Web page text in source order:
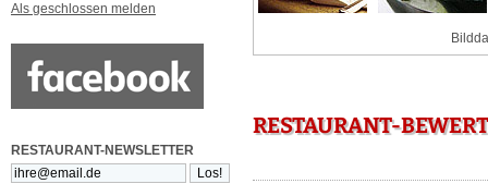
Als geschlossen melden
RESTAURANT-NEWSLETTER
RESTAURANT-